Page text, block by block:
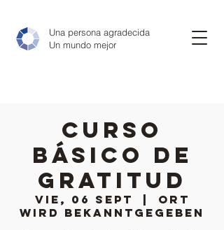
Una persona agradecida
Un mundo mejor
CURSO
BÁSICO DE
GRATITUD
vie, 06 sept
Ort
wird bekanntgegeben